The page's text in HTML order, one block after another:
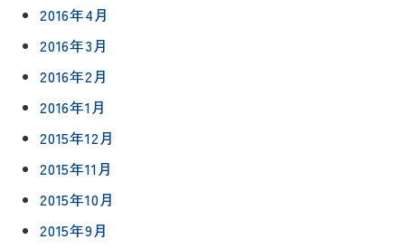
2016年4月
2016年3月
2016年2月
2016年1月
2015年12月
2015年11月
2015年10月
2015年9月